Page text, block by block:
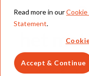
Read more in ourCookie
Statement.
Accept & Continue
het
Elke werkdag